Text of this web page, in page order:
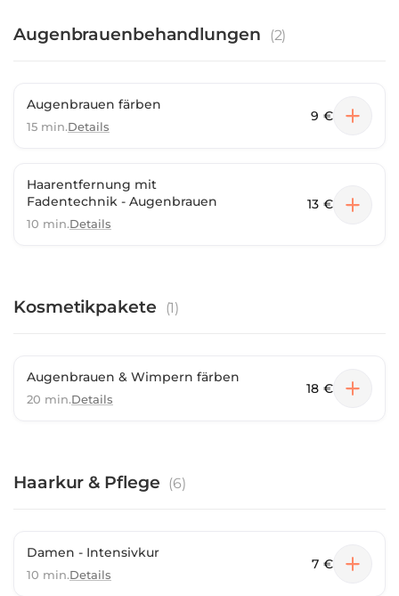
Augenbrauenbehandlungen (2)
Augenbrauen färben
15 min.Details
9 €
Haarentfernung mit
Fadentechnik - Augenbrauen
10 min.Details
13 €
Kosmetikpakete (1)
Augenbrauen & Wimpern färben
20 min.Details
18 €
Haarkur & Pflege (6)
Damen - Intensivkur
10 min.Details
7 €